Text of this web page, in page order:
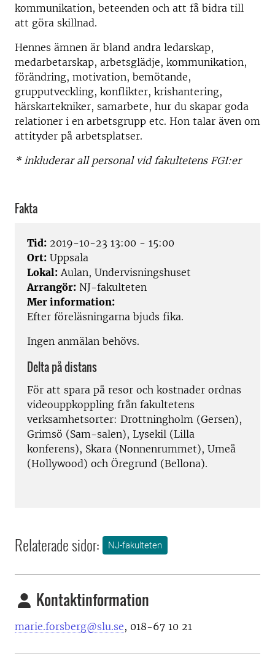
kommunikation, beteenden och att få bidra till
att göra skillnad.
Hennes ämnen är bland andra ledarskap,
medarbetarskap, arbetsglädje, kommunikation,
förändring, motivation, bemötande,
grupputveckling, konflikter, krishantering,
härskartekniker, samarbete, hur du skapar goda
relationer i en arbetsgrupp etc. Hon talar även om
attityder på arbetsplatser.
* inkluderar all personal vid fakultetens FGI:er
Fakta
Tid: 2019-10-23 13:00 - 15:00
Ort: Uppsala
Lokal: Aulan, Undervisningshuset
Arrangör: NJ-fakulteten
Mer information:
Efter föreläsningarna bjuds fika.
Ingen anmälan behövs.
Delta på distans
För att spara på resor och kostnader ordnas
videouppkoppling från fakultetens
verksamhetsorter: Drottningholm (Gersen),
Grimsö (Sam-salen), Lysekil (Lilla
konferens), Skara (Nonnenrummet), Umeå
(Hollywood) och Öregrund (Bellona).
Relaterade sidor: NJ-fakulteten
Kontaktinformation
marie.forsberg@slu.se, 018-67 10 21